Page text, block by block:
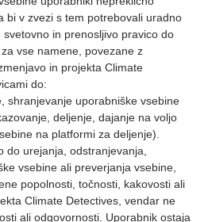
bi v zvezi s tem potrebovali uradno
in prenosljivo pravico do
vse namene, povezane z
in projekta Climate
do:
shranjevanje uporabniške vsebine
deljenje, dajanje na voljo
na platformi za deljenje).
do urejanja, odstranjevanja,
vsebine ali preverjanja vsebine,
popolnosti, točnosti, kakovosti ali
Climate Detectives, vendar ne
ali odgovornosti. Uporabnik ostaja